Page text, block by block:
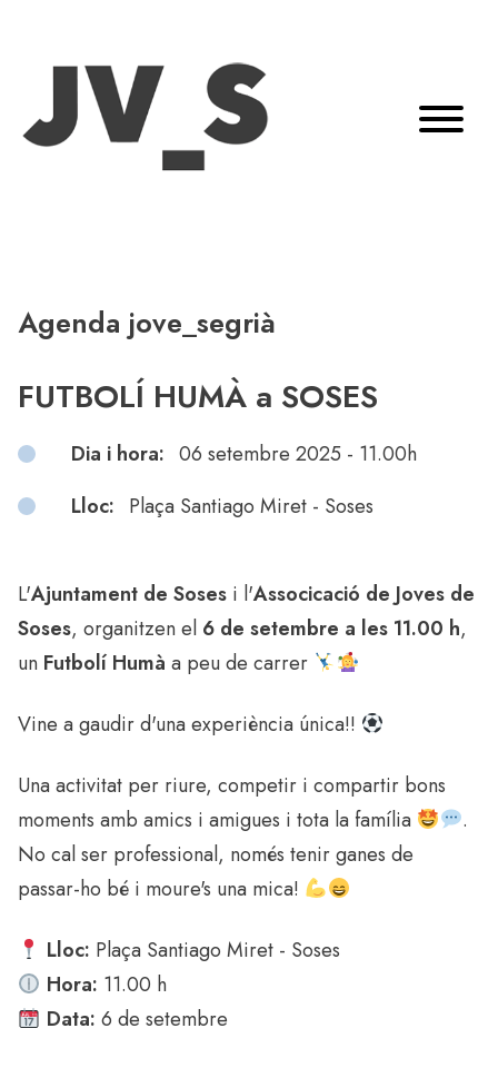
Agenda jove_segrià
FUTBOLÍ HUMÀ a SOSES
Dia i hora: 06 setembre 2025 - 11.00h
Lloc: Plaça Santiago Miret - Soses
L'Ajuntament de Soses i l'Associcació de Joves de
Soses, organitzen el 6 de setembre a les 11.00 h,
un Futbolí Humà a peu de carrer
Vine a gaudir d'una experiència única!!
Una activitat per riure, competir i compartir bons
moments amb amics i amigues i tota la família
.
No cal ser professional, només tenir ganes de
passar-ho bé i moure's una mica!
Lloc: Plaça Santiago Miret - Soses
Hora: 11.00 h
Data: 6 de setembre